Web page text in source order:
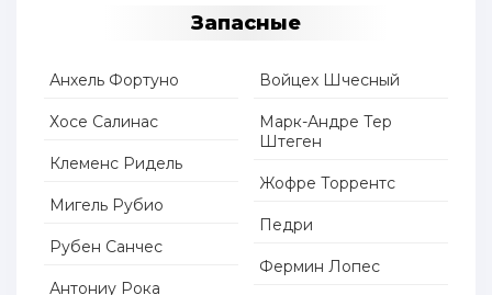
Запасные
Анхель Фортуно
Хосе Салинас
Клеменс Ридель
Мигель Рубио
Рубен Санчес
Антониу Рока
Войцех Шчесный
Марк-Андре Тер
Штеген
Жофре Торрентс
Педри
Фермин Лопес